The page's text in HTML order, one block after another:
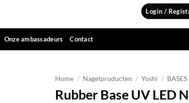
Login /
Onze ambassadeurs Contact
Home / Nagelproducten / Yoshi / BASES
Rubber Base UV LED